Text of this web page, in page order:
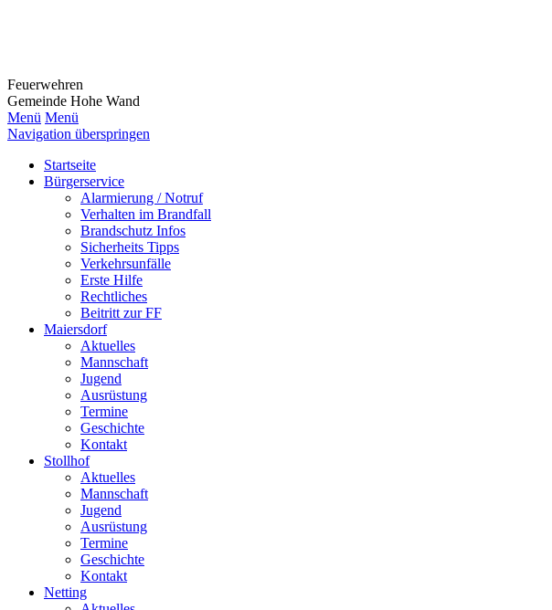
Feuerwehren
Gemeinde Hohe Wand
Menü Menü
Navigation überspringen
Startseite
Bürgerservice
Alarmierung / Notruf
Verhalten im Brandfall
Brandschutz Infos
Sicherheits Tipps
Verkehrsunfälle
Erste Hilfe
Rechtliches
Beitritt zur FF
Maiersdorf
Aktuelles
Mannschaft
Jugend
Ausrüstung
Termine
Geschichte
Kontakt
Stollhof
Aktuelles
Mannschaft
Jugend
Ausrüstung
Termine
Geschichte
Kontakt
Netting